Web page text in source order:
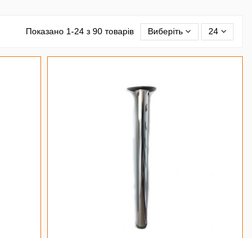
Показано 1-24 з 90 товарів Виберіть 24